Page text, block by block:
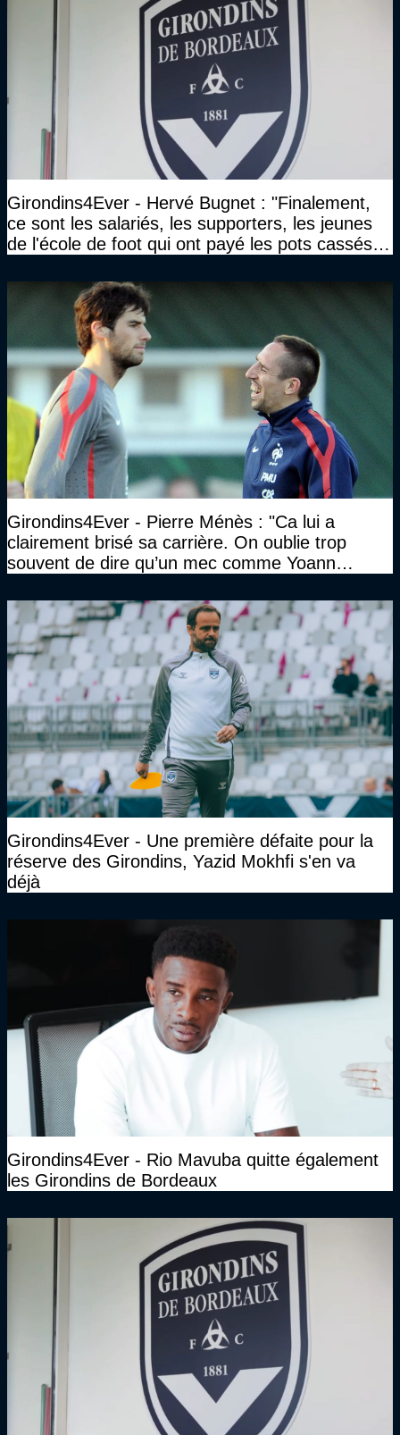
Girondins4Ever - Hervé Bugnet : "Finalement,
ce sont les salariés, les supporters, les jeunes
de l'école de foot qui ont payé les pots cassés
Girondins4Ever - Pierre Ménès : "Ca lui a
clairement brisé sa carrière. On oublie trop
souvent de dire qu’un mec comme Yoann
Girondins4Ever - Une première défaite pour la
réserve des Girondins, Yazid Mokhfi s'en va
déjà
Girondins4Ever - Rio Mavuba quitte également
les Girondins de Bordeaux